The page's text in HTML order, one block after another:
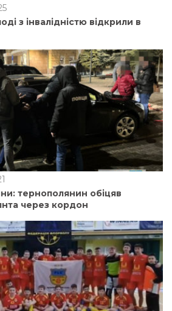
з інвалідністю відкрили в
тернополянин обіцяв
через кордон